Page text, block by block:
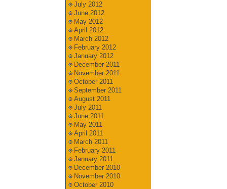
July 2012
June 2012
May 2012
April 2012
March 2012
February 2012
January 2012
December 2011
November 2011
October 2011
September 2011
August 2011
July 2011
June 2011
May 2011
April 2011
March 2011
February 2011
January 2011
December 2010
November 2010
October 2010